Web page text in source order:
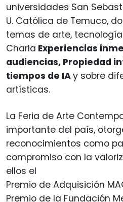
universidades San
U. Católica de Temuco,
temas de arte,
Charla Experiencias
audiencias, Propiedad
tiempos de IAy sobre
artísticas.
La Feria de Arte
importante del país,
reconocimientos como
compromiso con la
ellos el
Premio de Adquisición
Premio de la Fundación